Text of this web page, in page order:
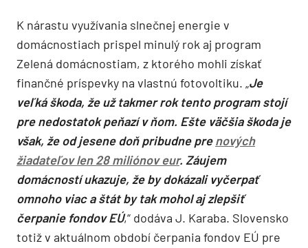
K nárastu využívania slnečnej energie v
domácnostiach prispel minulý rok aj program
Zelená domácnostiam, z ktorého mohli získať
finančné príspevky na vlastnú fotovoltiku. „Je
veľká škoda, že už takmer rok tento program stojí
pre nedostatok peňazí v ňom. Ešte väčšia škoda je
však, že od jesene doň pribudne prenových
žiadateľov len 28 miliónov eur. Záujem
domácností ukazuje, že by dokázali vyčerpať
omnoho viac a štát by tak mohol aj zlepšiť
čerpanie fondov EÚ,“ dodáva J. Karaba. Slovensko
totiž v aktuálnom období čerpania fondov EÚ pre